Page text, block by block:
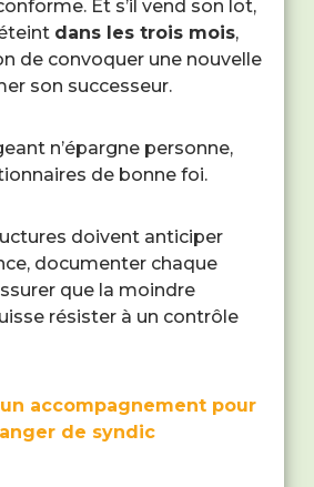
Et s’il vend son lot,
dans les trois mois,
de convoquer une nouvelle
son successeur.
n’épargne personne,
de bonne foi.
doivent anticiper
documenter chaque
que la moindre
résister à un contrôle
accompagnement pour
de syndic